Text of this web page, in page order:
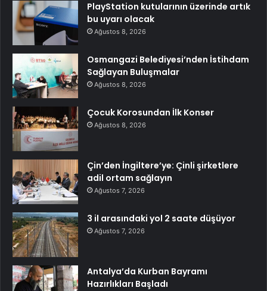
PlayStation kutularının üzerinde artık
bu uyarı olacak
Ağustos 8, 2026
Osmangazi Belediyesi’nden İstihdam
Sağlayan Buluşmalar
Ağustos 8, 2026
Çocuk Korosundan İlk Konser
Ağustos 8, 2026
Çin’den İngiltere’ye: Çinli şirketlere
adil ortam sağlayın
Ağustos 7, 2026
3 il arasındaki yol 2 saate düşüyor
Ağustos 7, 2026
Antalya’da Kurban Bayramı
Hazırlıkları Başladı